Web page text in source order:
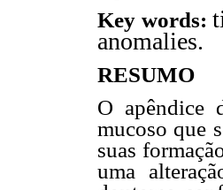
Key words:
anomalies.
RESUMO
O apêndice
mucoso que
suas
uma